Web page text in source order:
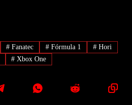
# Fanatec # Fórmula 1 # Hori
# Xbox One